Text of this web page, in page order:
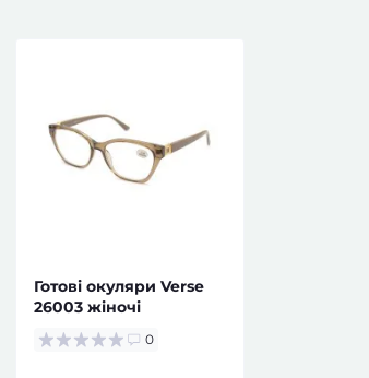
Готові окуляри Verse
26003 жіночі
0